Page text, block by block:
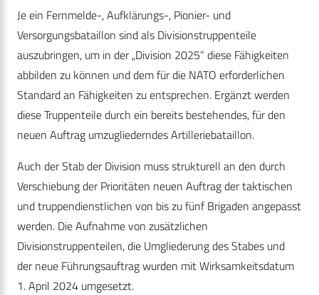
Je ein Fernmelde-, Aufklärungs-, Pionier- und
Versorgungsbataillon sind als Divisionstruppenteile
auszubringen, um in der „Division 2025“ diese Fähigkeiten
abbilden zu können und dem für die NATO erforderlichen
Standard an Fähigkeiten zu entsprechen. Ergänzt werden
diese Truppenteile durch ein bereits bestehendes, für den
neuen Auftrag umzugliederndes Artilleriebataillon.
Auch der Stab der Division muss strukturell an den durch
Verschiebung der Prioritäten neuen Auftrag der taktischen
und truppendienstlichen von bis zu fünf Brigaden angepasst
werden. Die Aufnahme von zusätzlichen
Divisionstruppenteilen, die Umgliederung des Stabes und
der neue Führungsauftrag wurden mit Wirksamkeitsdatum
1. April 2024 umgesetzt.